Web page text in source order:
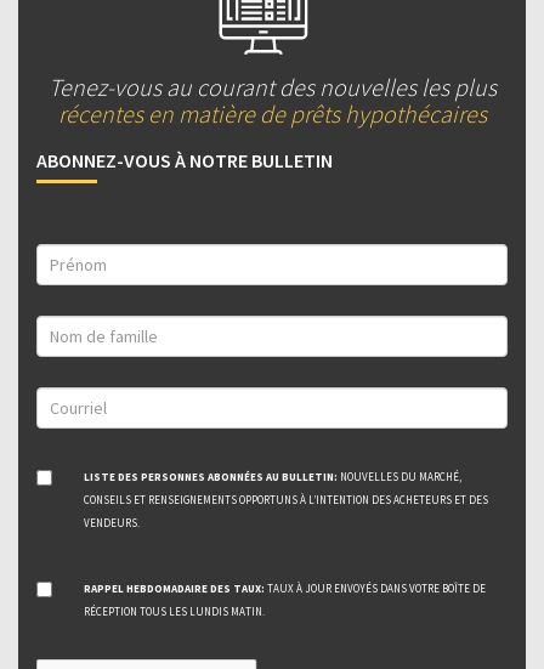
Tenez-vous au courant des nouvelles les plus
récentes en matière de prêts hypothécaires
ABONNEZ-VOUS À NOTRE BULLETIN
LISTE DES PERSONNES ABONNÉES AU BULLETIN: NOUVELLES DU MARCHÉ,
CONSEILS ET RENSEIGNEMENTS OPPORTUNS À L’INTENTION DES ACHETEURS ET DES
VENDEURS.
RAPPEL HEBDOMADAIRE DES TAUX: TAUX À JOUR ENVOYÉS DANS VOTRE BOÎTE DE
RÉCEPTION TOUS LES LUNDIS MATIN.